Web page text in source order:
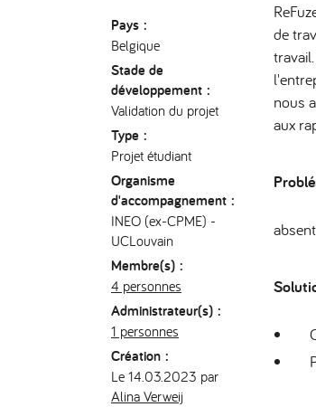
Pays :
Belgique
Stade de
développement :
Validation du projet
Type :
Projet étudiant
Organisme
d'accompagnement :
INEO (ex-CPME) -
UCLouvain
Membre(s) :
4 personnes
Administrateur(s) :
1 personnes
Création :
Le 14.03.2023 par
Alina Verweij
de
nous
aux